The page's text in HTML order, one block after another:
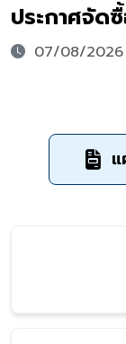
ประกาศจัด
07/08/2026